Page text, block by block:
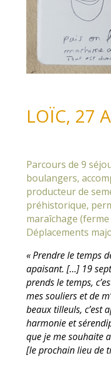
LOÏC, 27
Parcours de 9
boulangers,
producteur de
préhistorique,
maraîchage
Déplacements
« Prendre le temps
apaisant. […] 19
prends le temps,
mes souliers et de
beaux tilleuls, c’est
harmonie et
que je me souhaite
[le prochain lieu de